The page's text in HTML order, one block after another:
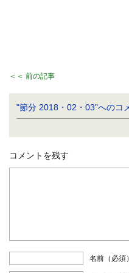
＜＜ 前の記事
"節分 2018・02・03"へのコ
コメントを残す
名前（必須）